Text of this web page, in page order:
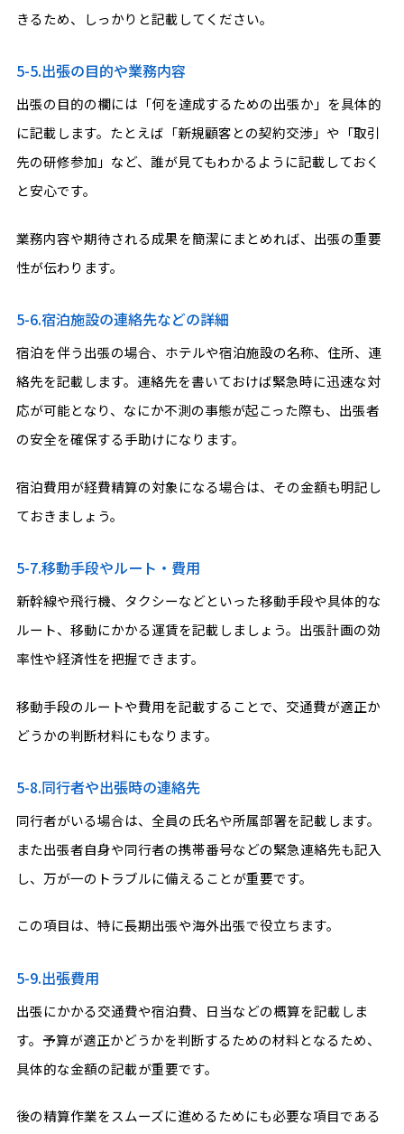
きるため、しっかりと記載してください。
5-5.出張の目的や業務内容
出張の目的の欄には「何を達成するための出張か」を具体的
に記載します。たとえば「新規顧客との契約交渉」や「取引
先の研修参加」など、誰が見てもわかるように記載しておく
と安心です。
業務内容や期待される成果を簡潔にまとめれば、出張の重要
性が伝わります。
5-6.宿泊施設の連絡先などの詳細
宿泊を伴う出張の場合、ホテルや宿泊施設の名称、住所、連
絡先を記載します。連絡先を書いておけば緊急時に迅速な対
応が可能となり、なにか不測の事態が起こった際も、出張者
の安全を確保する手助けになります。
宿泊費用が経費精算の対象になる場合は、その金額も明記し
ておきましょう。
5-7.移動手段やルート・費用
新幹線や飛行機、タクシーなどといった移動手段や具体的な
ルート、移動にかかる運賃を記載しましょう。出張計画の効
率性や経済性を把握できます。
移動手段のルートや費用を記載することで、交通費が適正か
どうかの判断材料にもなります。
5-8.同行者や出張時の連絡先
同行者がいる場合は、全員の氏名や所属部署を記載します。
また出張者自身や同行者の携帯番号などの緊急連絡先も記入
し、万が一のトラブルに備えることが重要です。
この項目は、特に長期出張や海外出張で役立ちます。
5-9.出張費用
出張にかかる交通費や宿泊費、日当などの概算を記載しま
す。予算が適正かどうかを判断するための材料となるため、
具体的な金額の記載が重要です。
後の精算作業をスムーズに進めるためにも必要な項目である